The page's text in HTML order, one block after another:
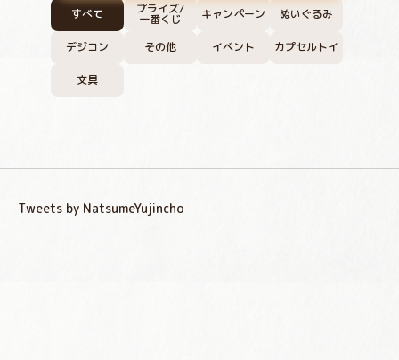
すべて プライズ/
一番くじ キャンペーン ぬいぐるみ
デジコン その他 イベント カプセルトイ
文具
Tweets by NatsumeYujincho